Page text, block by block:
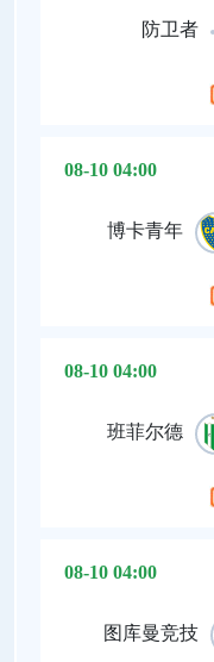
防卫者
08-10 04:00
博卡青年
08-10 04:00
班菲尔德
08-10 04:00
图库曼竞技